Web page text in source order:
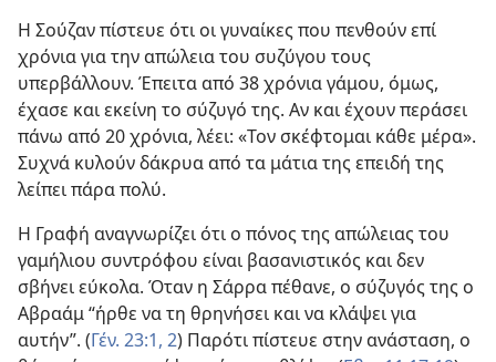
Η Σούζαν πίστευε ότι οι γυναίκες που πενθούν επί
χρόνια για την απώλεια του συζύγου τους
υπερβάλλουν. Έπειτα από 38 χρόνια γάμου, όμως,
έχασε και εκείνη το σύζυγό της. Αν και έχουν περάσει
πάνω από 20 χρόνια, λέει: «Τον σκέφτομαι κάθε μέρα».
Συχνά κυλούν δάκρυα από τα μάτια της επειδή της
λείπει πάρα πολύ.
Η Γραφή αναγνωρίζει ότι ο πόνος της απώλειας του
γαμήλιου συντρόφου είναι βασανιστικός και δεν
σβήνει εύκολα. Όταν η Σάρρα πέθανε, ο σύζυγός της ο
Αβραάμ “ήρθε να τη θρηνήσει και να κλάψει για
αυτήν”. (Γέν. 23:1, 2) Παρότι πίστευε στην ανάσταση, ο